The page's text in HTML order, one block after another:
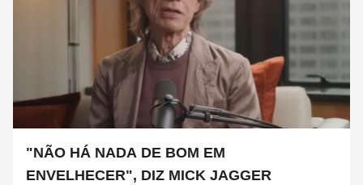
"NÃO HÁ NADA DE BOM EM
ENVELHECER", DIZ MICK JAGGER